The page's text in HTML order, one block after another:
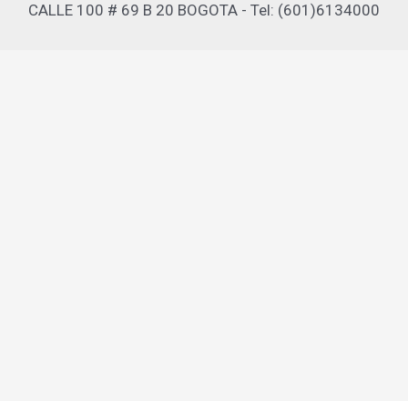
CALLE 100 # 69 B 20 BOGOTA - Tel: (601)6134000